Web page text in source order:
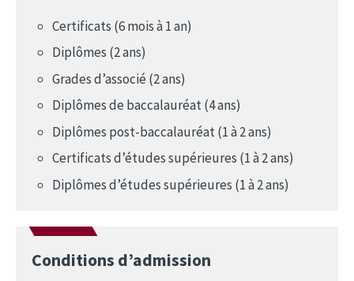
Certificats (6 mois à 1 an)
Diplômes (2 ans)
Grades d’associé (2 ans)
Diplômes de baccalauréat (4 ans)
Diplômes post-baccalauréat (1 à 2 ans)
Certificats d’études supérieures (1 à 2 ans)
Diplômes d’études supérieures (1 à 2 ans)
Conditions d’admission